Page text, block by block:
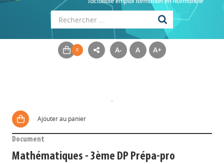
A- A A+
Ajouter au panier
Document
Mathématiques - 3ème DP Prépa-pro